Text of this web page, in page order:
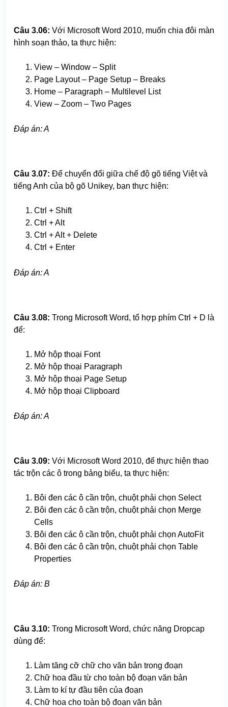
Câu 3.06: Với Microsoft Word 2010, muốn chia đôi màn
hình soạn thảo, ta thực hiện:
View – Window – Split
Page Layout – Page Setup – Breaks
Home – Paragraph – Multilevel List
View – Zoom – Two Pages
Đáp án: A
Câu 3.07: Để chuyển đổi giữa chế độ gõ tiếng Việt và
tiếng Anh của bộ gõ Unikey, bạn thực hiện:
Ctrl + Shift
Ctrl + Alt
Ctrl + Alt + Delete
Ctrl + Enter
Đáp án: A
Câu 3.08: Trong Microsoft Word, tổ hợp phím Ctrl + D là
để:
Mở hộp thoại Font
Mở hộp thoại Paragraph
Mở hộp thoại Page Setup
Mở hộp thoại Clipboard
Đáp án: A
Câu 3.09: Với Microsoft Word 2010, để thực hiện thao
tác trộn các ô trong bảng biểu, ta thực hiện:
Bôi đen các ô cần trộn, chuột phải chọn Select
Bôi đen các ô cần trộn, chuột phải chọn Merge
Cells
Bôi đen các ô cần trộn, chuột phải chọn AutoFit
Bôi đen các ô cần trộn, chuột phải chọn Table
Properties
Đáp án: B
Câu 3.10: Trong Microsoft Word, chức năng Dropcap
dùng để:
Làm tăng cỡ chữ cho văn bản trong đoạn
Chữ hoa đầu từ cho toàn bộ đoạn văn bản
Làm to kí tự đầu tiên của đoạn
Chữ hoa cho toàn bộ đoạn văn bản